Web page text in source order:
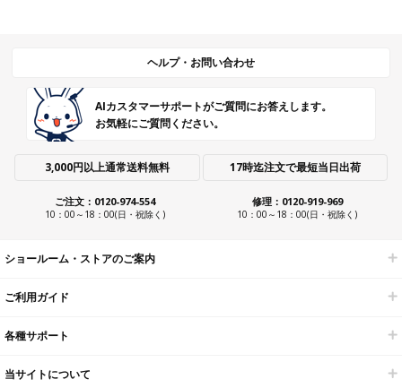
ヘルプ・お問い合わせ
AIカスタマーサポートがご質問にお答えします。
お気軽にご質問ください。
3,000円以上通常送料無料 17時迄注文で最短当日出荷
ご注文：0120-974-554
10：00～18：00(日・祝除く)
修理：0120-919-969
10：00～18：00(日・祝除く)
ショールーム・ストアのご案内
ご利用ガイド
各種サポート
当サイトについて